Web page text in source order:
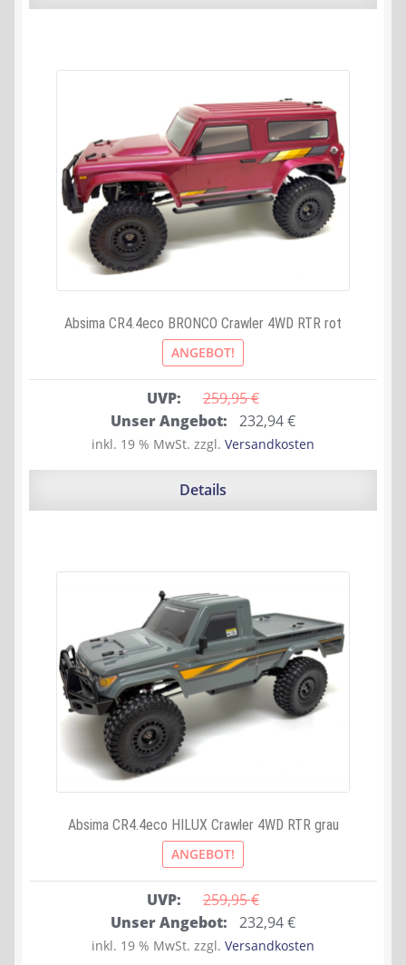
Absima CR4.4eco BRONCO Crawler 4WD RTR rot
ANGEBOT!
UVP: 259,95 €
Ursprünglicher
Preis
war:
Unser Angebot: 232,94€Aktueller
Preis
ist:
inkl. 19 % MwSt. zzgl. Versandkosten
Details
Absima CR4.4eco HILUX Crawler 4WD RTR grau
ANGEBOT!
UVP: 259,95 €
Ursprünglicher
Preis
Unser Angebot: 232,94€Aktueller
Preis
inkl. 19 % MwSt. zzgl. Versandkosten